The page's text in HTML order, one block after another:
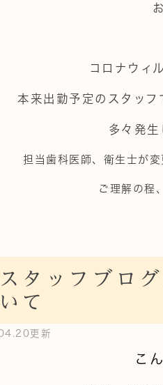
コロナウィ
本来出勤予定のスタッ
多々発生
担当歯科医師、衛生士が
ご理解の程
タッフブロ
て
更新
こ